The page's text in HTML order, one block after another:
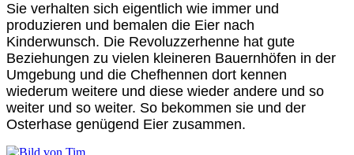
Sie verhalten sich eigentlich wie immer und
produzieren und bemalen die Eier nach
Kinderwunsch. Die Revoluzzerhenne hat gute
Beziehungen zu vielen kleineren Bauernhöfen in der
Umgebung und die Chefhennen dort kennen
wiederum weitere und diese wieder andere und so
weiter und so weiter. So bekommen sie und der
Osterhase genügend Eier zusammen.